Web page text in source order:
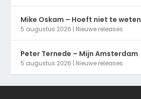
Mike Oskam – Hoeft niet te weten
5 augustus 2026 | Nieuwe releases
Peter Ternede – Mijn Amsterdam
5 augustus 2026 | Nieuwe releases